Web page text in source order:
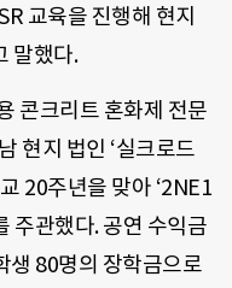
교육을 진행해 현지
말했다.
콘크리트 혼화제 전문
현지 법인 ‘실크로드
20주년을 맞아 ‘2NE1
주관했다. 공연 수익금
생 80명의 장학금으로